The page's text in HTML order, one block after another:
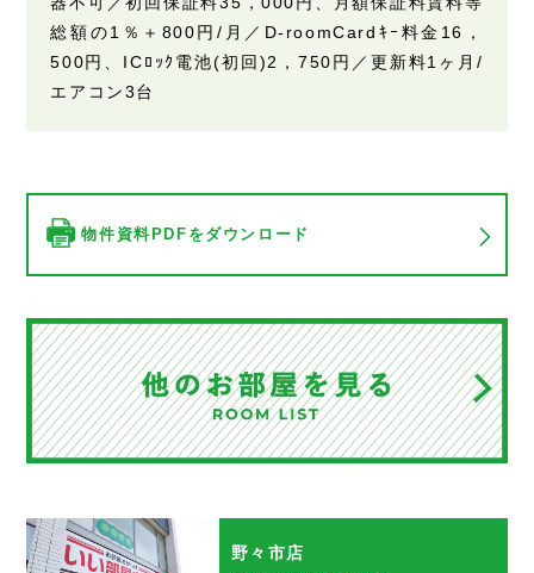
総額の1％＋800円/月／D-roomCardｷｰ料金16，
500円、ICﾛｯｸ電池(初回)2，750円／更新料1ヶ月/
エアコン3台
物件資料PDFをダウンロード
野々市店